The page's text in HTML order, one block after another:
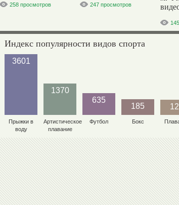
258 просмотров 247 просмотров
Индекс популярности видов спорта
3601
Прыжки в
воду
1370
Артистическое
плавание
635
Футбол
185
Бокс